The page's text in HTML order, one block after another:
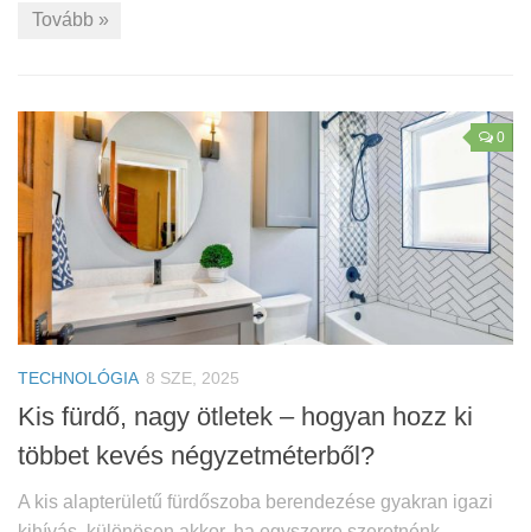
Tovább »
0
TECHNOLÓGIA 8 SZE, 2025
Kis fürdő, nagy ötletek – hogyan hozz ki
többet kevés négyzetméterből?
A kis alapterületű fürdőszoba berendezése gyakran igazi